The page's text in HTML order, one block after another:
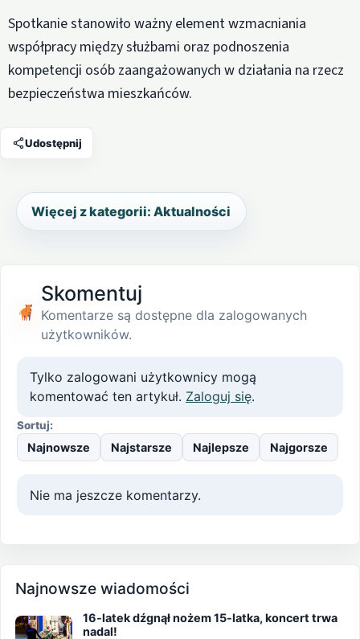
Spotkanie stanowiło ważny element wzmacniania
współpracy między służbami oraz podnoszenia
kompetencji osób zaangażowanych w działania na rzecz
bezpieczeństwa mieszkańców.
Udostępnij
Więcej z kategorii: Aktualności
Skomentuj
Komentarze są dostępne dla zalogowanych
użytkowników.
Tylko zalogowani użytkownicy mogą
komentować ten artykuł. Zaloguj się.
Sortuj:
Najnowsze Najstarsze Najlepsze Najgorsze
Nie ma jeszcze komentarzy.
Najnowsze wiadomości
16-latek dźgnął nożem 15-latka, koncert trwa
nadal!